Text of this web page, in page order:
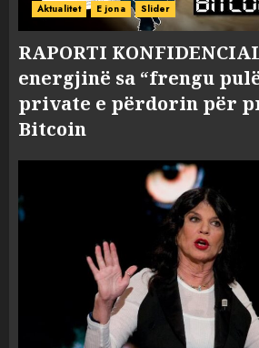
Aktualitet E jona Slider
RAPORTI
energjinë sa “frengu
private e përdorin për
Bitcoin